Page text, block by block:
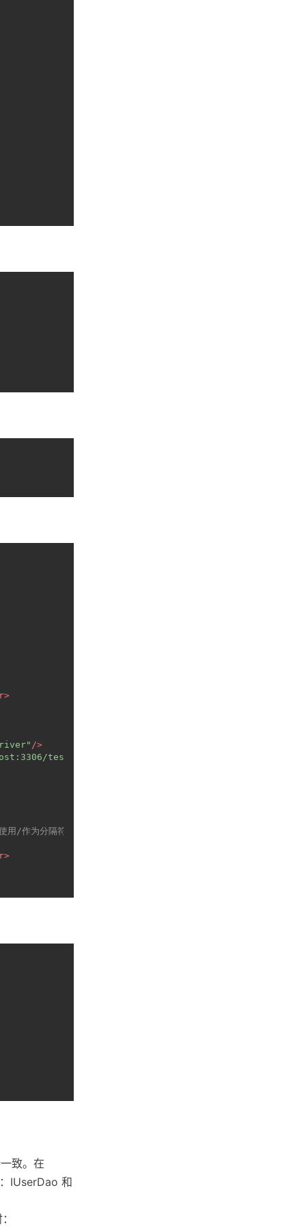
>
/>
test"
用/作为分隔符-->
>
致。在
IUserDao 和